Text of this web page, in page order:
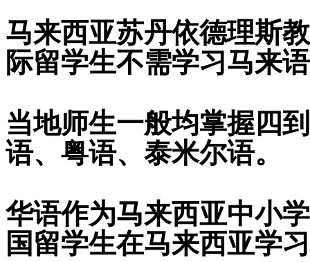
马来西亚苏丹依德理斯
际留学生不需学习马来
当地师生一般均掌握四
语、粤语、泰米尔语。
华语作为马来西亚中小
国留学生在马来西亚学